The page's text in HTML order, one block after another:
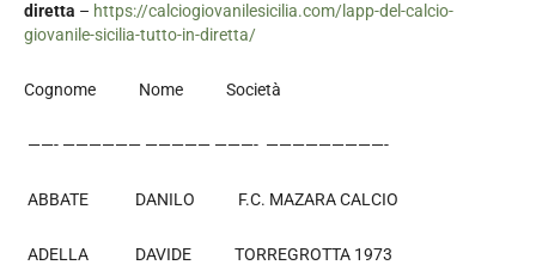
diretta – https://calciogiovanilesicilia.com/lapp-del-calcio-
giovanile-sicilia-tutto-in-diretta/
Cognome Nome Società
——- —————— ————— ———- —————————-
ABBATE DANILO F.C. MAZARA CALCIO
ADELLA DAVIDE TORREGROTTA 1973